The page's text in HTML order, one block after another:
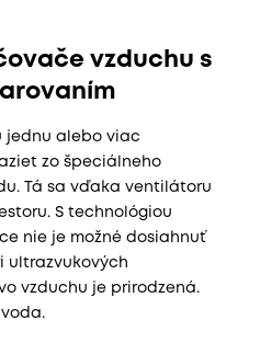
vzduchu s
jednu alebo viac
zo špeciálneho
Tá sa vďaka ventilátoru
S technológiou
nie je možné dosiahnuť
ultrazvukových
vzduchu je prirodzená.